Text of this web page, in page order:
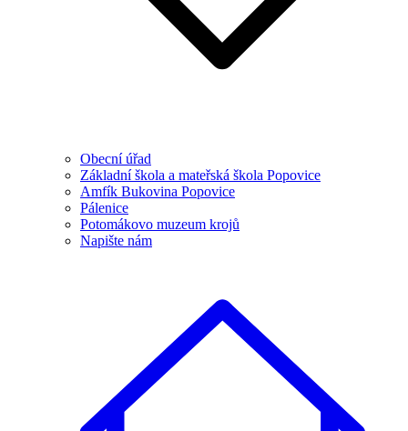
Obecní úřad
Základní škola a mateřská škola Popovice
Amfík Bukovina Popovice
Pálenice
Potomákovo muzeum krojů
Napište nám